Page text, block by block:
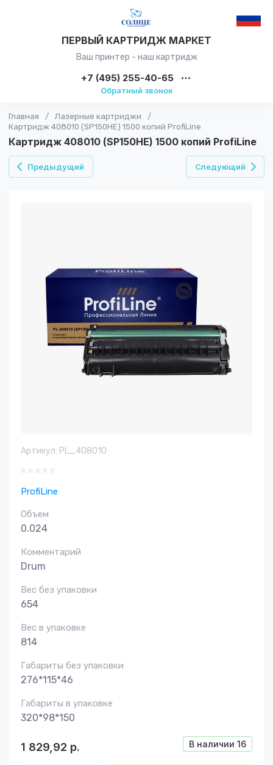
ПЕРВЫЙ КАРТРИДЖ МАРКЕТ
Ваш принтер - наш картридж
+7 (495) 255-40-65
Обратный звонок
Главная / Лазерные картриджи
/
Картридж 408010 (SP150HE) 1500 копий ProfiLine
Картридж 408010 (SP150HE) 1500 копий ProfiLine
Предыдущий Следующий
Артикул: PL_408010
ProfiLine
Объем
0.024
Комментарий
Drum
Вес без упаковки
654
Вес в упаковке
814
Габариты без упаковки
276*115*46
Габариты в упаковке
320*98*150
В наличии 16
1 829,92 р.